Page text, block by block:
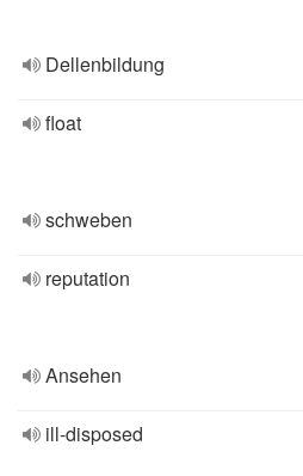
Dellenbildung
float
schweben
reputation
Ansehen
ill-disposed